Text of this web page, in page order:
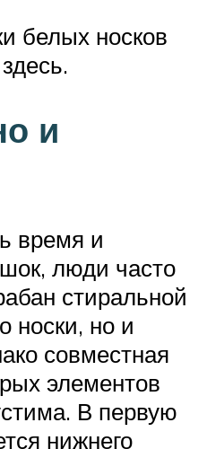
белых носков
и
время и
люди часто
стиральной
носки, но и
совместная
элементов
В первую
нижнего